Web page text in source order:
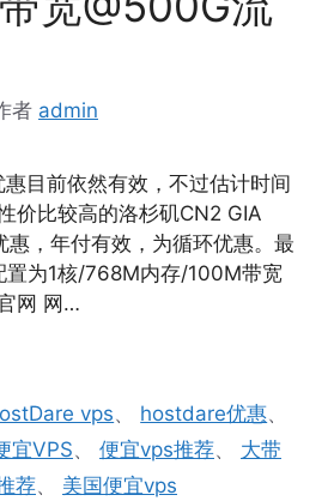
者 admin
目前依然有效，不过估计时间
价比较高的洛杉矶CN2 GIA
惠，年付有效，为循环优惠。最
置为1核/768M内存/100M带宽
网 网…
vps、 hostdare优惠、
宜VPS、 便宜vps推荐、 大带
荐、 美国便宜vps